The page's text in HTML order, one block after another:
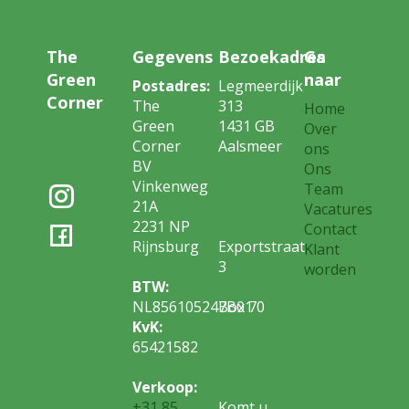
The
Green
Corner
Gegevens
Postadres:
The
Green
Corner
BV
Vinkenweg
21A
2231 NP
Rijnsburg
BTW:
NL856105247B01
KvK:
65421582
Verkoop:
Bezoekadres
Legmeerdijk
313
1431 GB
Aalsmeer
Exportstraat
3
Box 70
Ga
naar
Home
Over
ons
Ons
Team
Vacatures
Contact
Klant
worden